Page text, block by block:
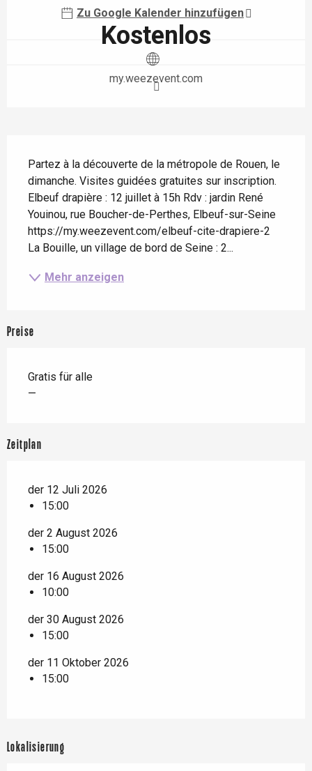
Zu Google Kalender hinzufügen
Kostenlos
my.weezevent.com
Partez à la découverte de la métropole de Rouen, le
dimanche. Visites guidées gratuites sur inscription.
Elbeuf drapière : 12 juillet à 15h Rdv : jardin René
Youinou, rue Boucher-de-Perthes, Elbeuf-sur-Seine
https://my.weezevent.com/elbeuf-cite-drapiere-2
La Bouille, un village de bord de Seine : 2...
Mehr anzeigen
Preise
Gratis für alle
—
Zeitplan
der 12 Juli 2026
15:00
der 2 August 2026
15:00
der 16 August 2026
10:00
der 30 August 2026
15:00
der 11 Oktober 2026
15:00
Lokalisierung